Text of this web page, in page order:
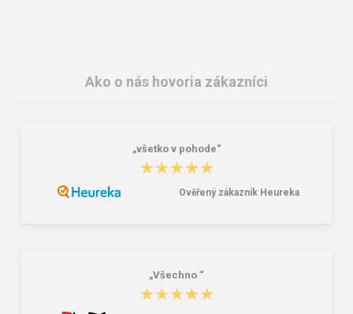
VM BOLZANO 4495-60
21,16 € 16,07 € 25,40 €
Ako o nás hovoria zákazníci
„všetko v pohode“
★★★★★
★★★★★
Ověřený zákazník Heureka
„Všechno “
★★★★★
★★★★★